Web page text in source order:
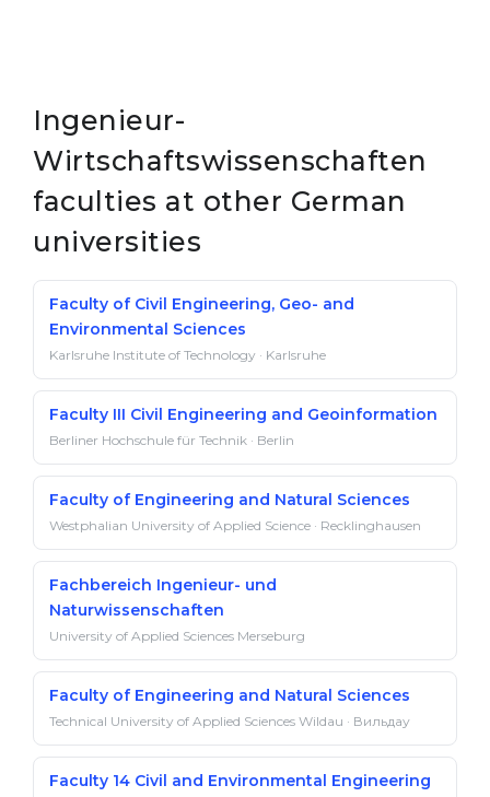
Ingenieur-
Wirtschaftswissenschaften
faculties at other German
universities
Faculty of Civil Engineering, Geo- and
Environmental Sciences
Karlsruhe Institute of Technology · Karlsruhe
Faculty III Civil Engineering and Geoinformation
Berliner Hochschule für Technik · Berlin
Faculty of Engineering and Natural Sciences
Westphalian University of Applied Science · Recklinghausen
Fachbereich Ingenieur- und
Naturwissenschaften
University of Applied Sciences Merseburg
Faculty of Engineering and Natural Sciences
Technical University of Applied Sciences Wildau · Вильдау
Faculty 14 Civil and Environmental Engineering